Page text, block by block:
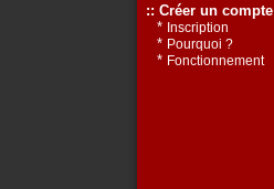
:: Créer un compte
* Inscription
* Pourquoi ?
* Fonctionnement